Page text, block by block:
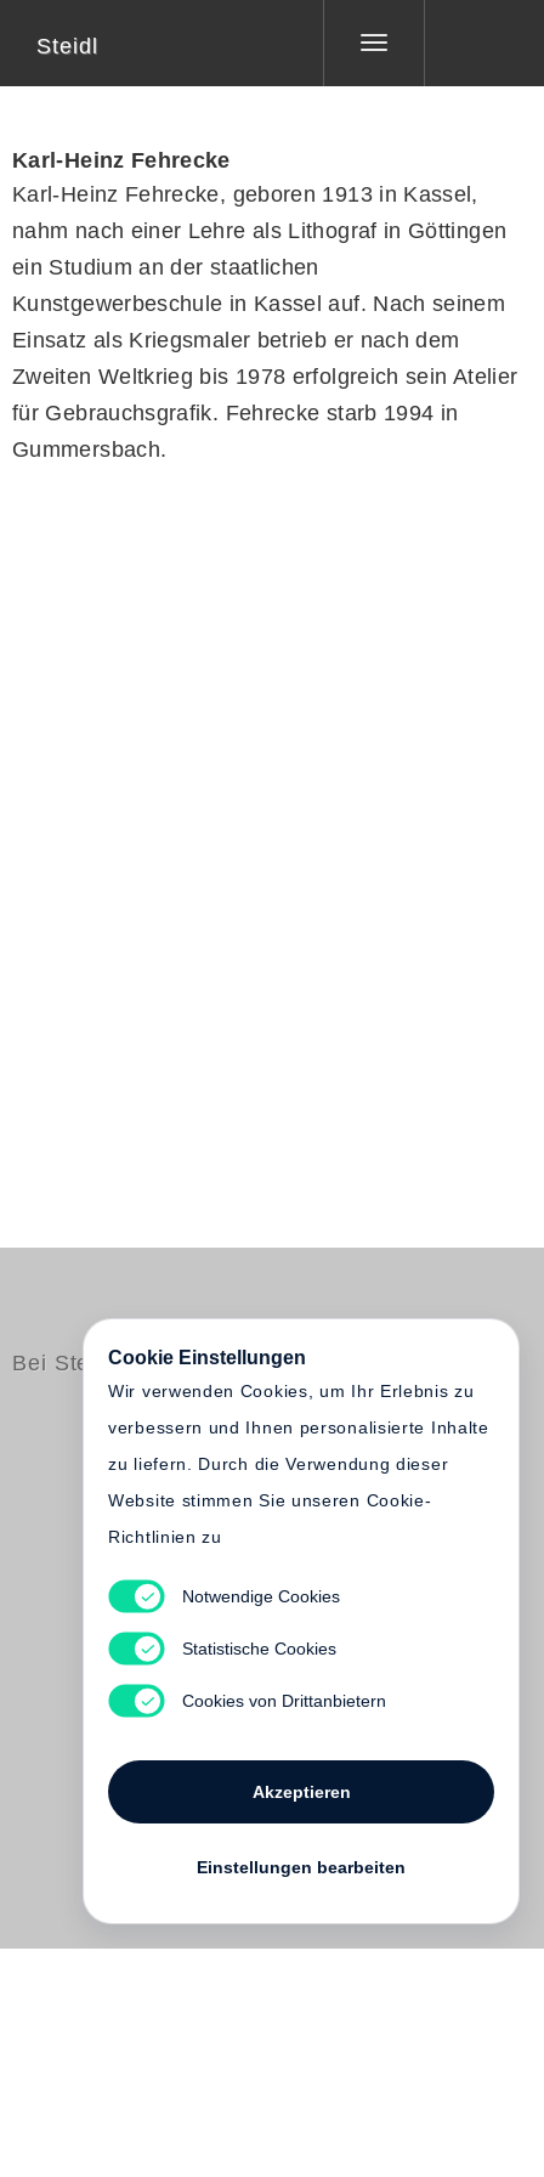
Toggle
Steidl
Karl-Heinz Fehrecke
Karl-Heinz Fehrecke, geboren 1913 in Kassel,
nahm nach einer Lehre als Lithograf in Göttingen
ein Studium an der staatlichen
Kunstgewerbeschule in Kassel auf. Nach seinem
Einsatz als Kriegsmaler betrieb er nach dem
Zweiten Weltkrieg bis 1978 erfolgreich sein Atelier
für Gebrauchsgrafik. Fehrecke starb 1994 in
Gummersbach.
Bei Steidl erschienen
Karl-Heinz Fehrecke
Wirtschaftswunder
Vergriffen
Cookie Einstellungen
Wir verwenden Cookies, um Ihr Erlebnis zu
verbessern und Ihnen personalisierte Inhalte
zu liefern. Durch die Verwendung dieser
Website stimmen Sie unseren Cookie-
Richtlinien zu
Notwendige Cookies
Statistische Cookies
Cookies von Drittanbietern
Akzeptieren
Einstellungen bearbeiten